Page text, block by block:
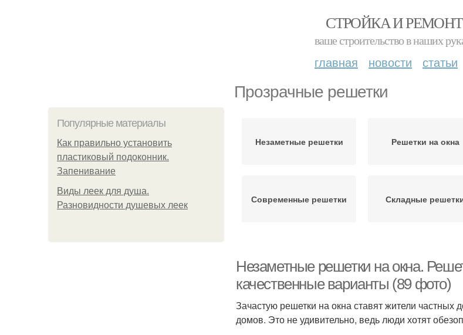
СТРОЙКА И РЕМОНТ
ваше строительство в наших
главная новости статьи
Прозрачные решетки
Популярные материалы
Как правильно установить
пластиковый подоконник.
Запенивание
Виды леек для душа.
Разновидности душевых леек
Незаметные решетки Решетки на окна
Современные решетки Складные
Незаметные решетки на окна.
качественные варианты (89 фото)
Зачастую решетки на окна ставят жители
домов. Это не удивительно, ведь люди хотят